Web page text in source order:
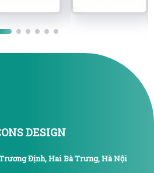
DESIGN
Định, Hai Bà Trưng, Hà Nội